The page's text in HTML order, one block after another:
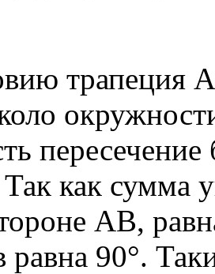
трапеция
пересечение
как сумма
АВ,
равна 90°.